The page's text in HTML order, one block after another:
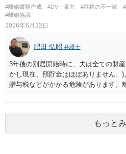
#離婚書類作成 #DV・暴力 #性格の不一致
#離婚協議
2026年6月22日
肥田 弘昭 弁護士
3年後の別居開始時に、夫は全ての財
かし現在、預貯金はほぼありません。
贈与税などがかかる危険があります。
て、離婚時に財産分与した方が法律的
にしてください。
もっと